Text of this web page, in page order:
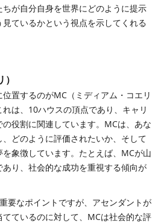
が自分自身を世界にどのように提示
ているかという視点を示してくれる
置するのがMC（ミディアム・コエリ
は、10ハウスの頂点であり、キャリ
役割に関連しています。MCは、あな
どのように評価されたいか、そして
象徴しています。たとえば、MCが山
り、社会的な成功を重視する傾向が
要なポイントですが、アセンダントが
ているのに対して、MCは社会的な評